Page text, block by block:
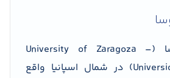
دانشگاه ساراگوسا (University of Zaragoza –
Universidad de Zaragoza) در شمال اسپانیا واقع